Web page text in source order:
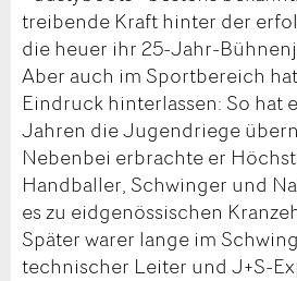
treibende Kraft hinter der
die heuer ihr 25-Jahr-
Aber auch im Sportbereich
Eindruck hinterlassen: So hat
Jahren die Jugendriege
Nebenbei erbrachte er
Handballer, Schwinger und
es zu eidgenössischen
Später warer lange im
technischer Leiter und J+S-